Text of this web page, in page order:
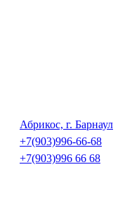
Абрикос, г. Барнаул
+7(903)996-66-68
+7(903)996 66 68